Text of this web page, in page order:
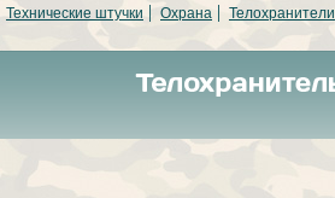
Технические штучки Охрана Телохранители